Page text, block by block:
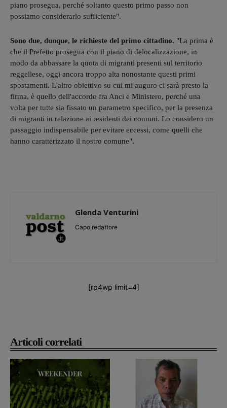
Articoli correlati
piano prosegua, perché soltanto questo primo passo non
possiamo considerarlo sufficiente".
Sono due, dunque, le richieste del primo cittadino. "La prima è
che il Prefetto prosegua con il piano di delocalizzazione, in
modo da abbassare la quota di migranti presenti sul territorio
reggellese, oggi ancora troppo alta nonostante questi primi
spostamenti. L'altro obiettivo su cui mi auguro ci sarà presto la
firma, è quello dell'accordo fra Anci e Ministero, perché una
volta per tutte sia fissato un parametro specifico, per la presenza
di migranti in relazione ai residenti dei comuni. Lo considero un
passaggio indispensabile per evitare eccessi, come quelli che
hanno caratterizzato il nostro comune".
Glenda Venturini
Capo redattore
[rp4wp limit=4]